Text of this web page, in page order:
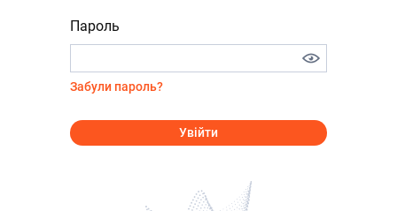
Пароль
Забули пароль?
Увійти